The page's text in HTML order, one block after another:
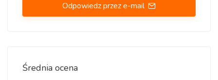
Odpowiedz przez e-mail
Średnia ocena